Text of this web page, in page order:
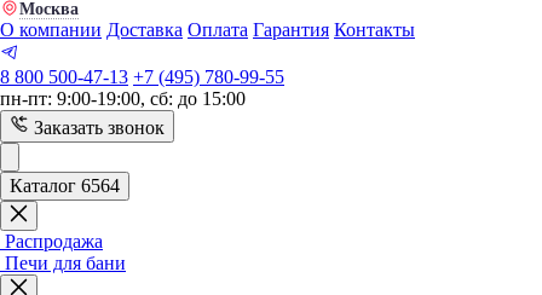
Москва
О компании Доставка Оплата Гарантия Контакты
8 800 500-47-13 +7 (495) 780-99-55
пн-пт: 9:00-19:00, сб: до 15:00
Заказать звонок
Каталог 6564
Распродажа
Печи для бани